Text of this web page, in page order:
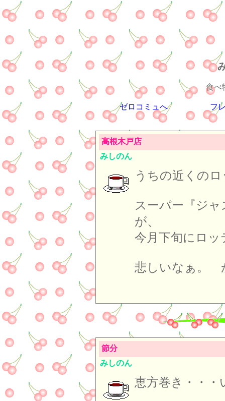
食べ
ゼロコミュへ フ
高根木戸店
みしのん
うちの近くの
スーパー『ジ
が、
今月下旬にロ
悲しいなぁ。
節分
みしのん
恵方巻き・・